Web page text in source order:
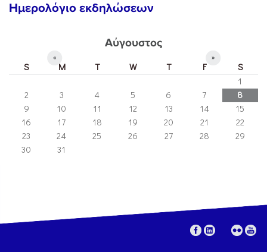
Ημερολόγιο εκδηλώσεων
Αύγουστος
« »
S M T W T F
S
1
2
3 4 5 6 7
8
9
10 11 12 13 14
15
16
17 18 19 20 21
22
23
24 25 26 27 28
29
30
31